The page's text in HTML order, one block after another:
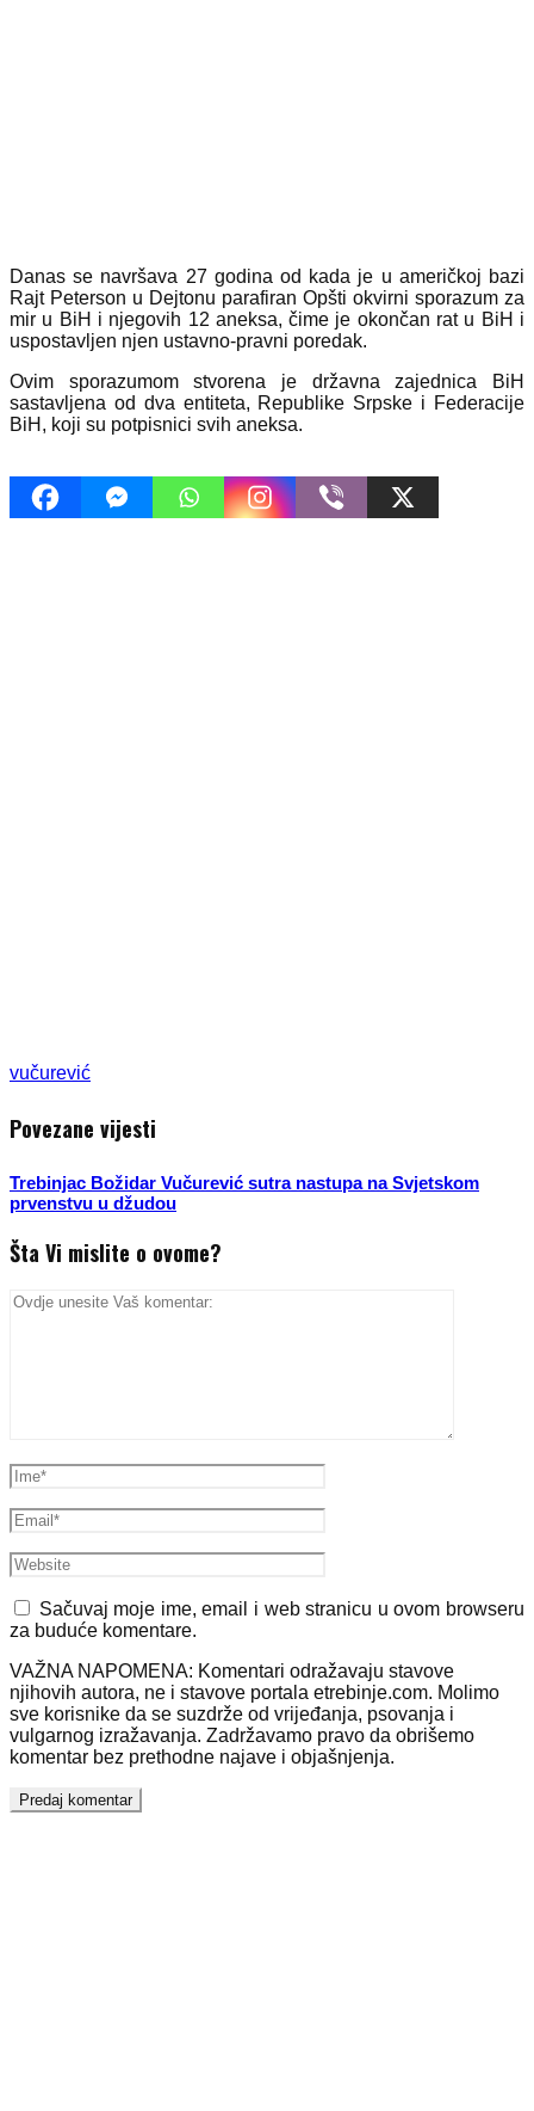
Danas se navršava 27 godina od kada je u američkoj bazi
Rajt Peterson u Dejtonu parafiran Opšti okvirni sporazum za
mir u BiH i njegovih 12 aneksa, čime je okončan rat u BiH i
uspostavljen njen ustavno-pravni poredak.
Ovim sporazumom stvorena je državna zajednica BiH
sastavljena od dva entiteta, Republike Srpske i Federacije
BiH, koji su potpisnici svih aneksa.
vučurević
Povezane vijesti
Trebinjac Božidar Vučurević sutra nastupa na Svjetskom
prvenstvu u džudou
Šta Vi mislite o ovome?
Sačuvaj moje ime, email i web stranicu u ovom browseru
za buduće komentare.
VAŽNA NAPOMENA: Komentari odražavaju stavove
njihovih autora, ne i stavove portala etrebinje.com. Molimo
sve korisnike da se suzdrže od vrijeđanja, psovanja i
vulgarnog izražavanja. Zadržavamo pravo da obrišemo
komentar bez prethodne najave i objašnjenja.